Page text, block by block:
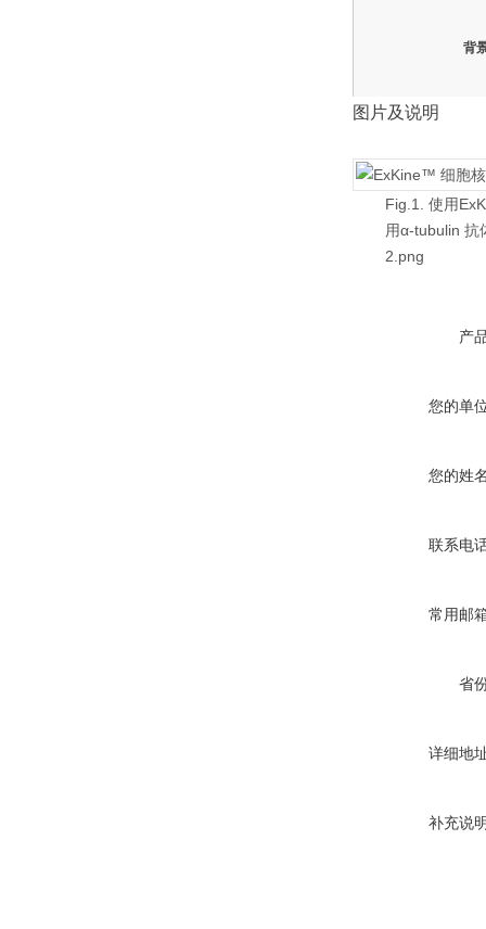
背
图片及说明
Fig.1. 使用
用α-tubulin 抗
2.png
产
您的单
您的姓
联系电
常用邮
省
详细地
补充说